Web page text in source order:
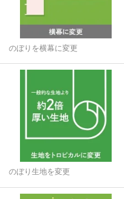
のぼりを横幕に変更
のぼり生地を変更